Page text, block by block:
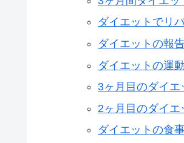
ダイエットでリ
ダイエットの報
ダイエットの運
3ヶ月目のダイエ
2ヶ月目のダイエ
ダイエットの食